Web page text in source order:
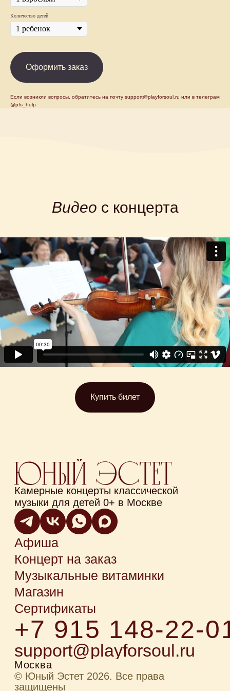
Количество детей
Оформить заказ
Если возникли вопросы, обратитесь на почту support@playforsoul.ru или в телеграм
@pfs_help
Видео с концерта
Купить билет